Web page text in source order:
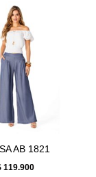
AB 1821
119.900